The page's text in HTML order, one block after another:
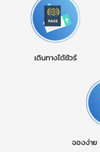
แม่น้ำ สร้างบรรยากาศโร
แมนติกจนยากจะลืม
นอกจากธรรมชาติอันงดงาม
แล้ว ญี่ปุ่นยังมีอาหารขึ้นชื่อ
อย่างซูชิ ราเมน วากิว และ
ขนมหวานตามฤดูกาล รวม
ทั้งในโตเกียว โอซาก้า และฟุ
กุโอกะ ห้ามพลาด ชมภูเขาไฟ
ฟูจิ เที่ยวเกียวโตและวัด
โบราณ แช่ออนเซ็นท่ามกลาง
Continued
ธรรมชาติ และประสบการณ์
แท้ของจีน ในอดีต ทัวร์จีน
ราคาถูกมักแฝงด้วยการพา
ไปลงร้านหลายแห่ง ทำให้นัก
อารมณ์ และรู้สึกกดดันใน
ลงร้าน เกิดขึ้นเพื่อตอบโจทย์
นักเดินทางยุคใหม่ที่ต้องการ
คุณภาพ ความโปร่งใส และ
ความคุ้มค่าอย่างแท้จริง
ข้อดีของทัวร์จีนไม่ลงร้าน ที่
ได้เต็มเวลา ไม่เสียวันไปกับ
เดินทางได้ชัวร์
จองง่าย